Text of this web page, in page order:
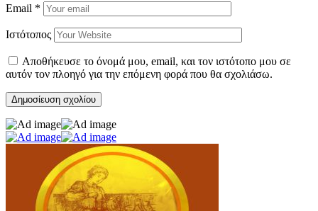
Email *
Ιστότοπος
Αποθήκευσε το όνομά μου, email, και τον ιστότοπο μου σε
αυτόν τον πλοηγό για την επόμενη φορά που θα σχολιάσω.